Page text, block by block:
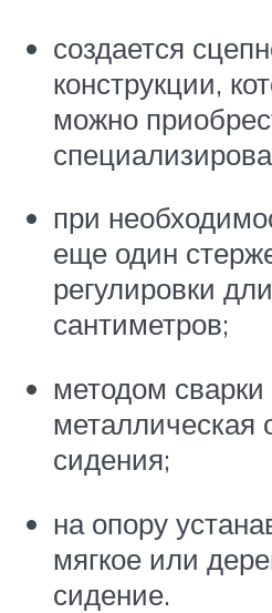
создается
конструкции,
можно
при
еще один
регулировки
сантиметров;
методом сварки
металлическая
сидения;
на опору
мягкое или
сидение.